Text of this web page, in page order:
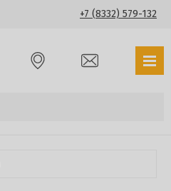
+7 (8332) 579-132